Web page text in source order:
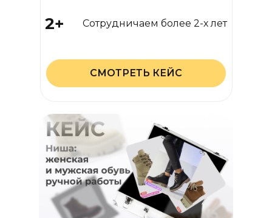
СМОТРЕТЬ КЕЙС
Сотрудничаем более 2-х лет
2+